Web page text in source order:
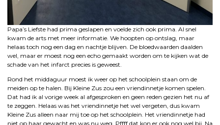
Papa’s Liefste had prima geslapen en voelde zich ook prima. Al snel
kwam de arts met meer informatie. We hoopten op ontslag, maar
helaas toch nog een dag en nachtje blijven. De bloedwaarden daalden
wel, maar er moest nog een echo gemaakt worden om te kijken wat de
schade van het infarct precies is geweest.
Rond het middaguur moest ik weer op het schoolplein staan om de
meiden op te halen. Bij Kleine Zus zou een vriendinnetje komen spelen.
Dat had ik al vorige week al afgesproken en geen reden gezien het nu af
te zeggen. Helaas was het vriendinnetje het wel vergeten, dus kwam
Kleine Zus alleen naar mij toe op het schoolplein. Het vriendinnetje had
niet op haar gewacht en was nu weg. Pffff dat kon er ook nog wel bij. Na